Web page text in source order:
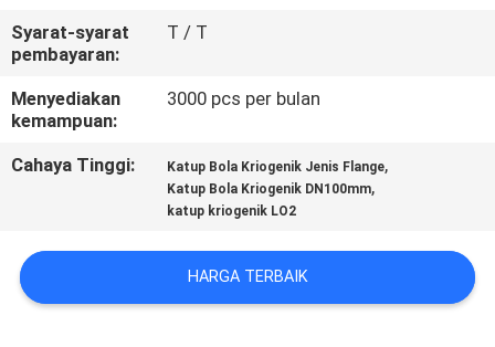
KAMI
BLOG
QUOTE
SITEMAP
Syarat-syarat
pembayaran:
T / T
Menyediakan
kemampuan:
3000 pcs per bulan
Cahaya Tinggi: Katup Bola Kriogenik Jenis Flange,
Katup Bola Kriogenik DN100mm,
katup kriogenik LO2
HARGA TERBAIK